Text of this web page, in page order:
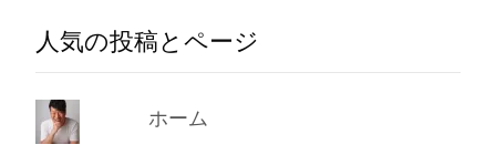
人気の投稿とページ
ホーム